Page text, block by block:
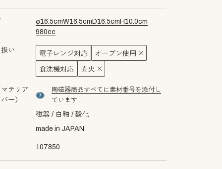
φ16.5cmW16.5cm D16.5cm H 10.0cm
980cc
い 電子レンジ対応 オーブン使用
食洗機対応 直火
テリア
ー）
material number7
陶磁器商品すべてに素材番号を添付し
ています
磁器 白釉
酸化
made in JAPAN
107850